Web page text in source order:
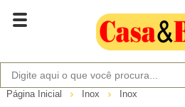
Página Inicial Inox Inox